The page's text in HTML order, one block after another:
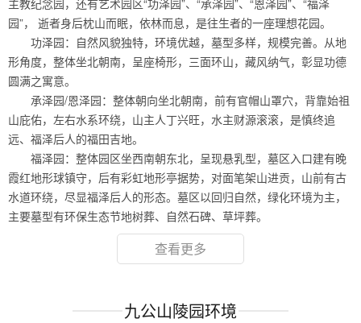
园”， 逝者身后枕山而眠，依林而息，是往生者的一座理想花园。
功泽园：自然风貌独特，环境优越，墓型多样，规模完善。从地
形角度，整体坐北朝南，呈座椅形，三面环山，藏风纳气，彰显功德
圆满之寓意。
承泽园/恩泽园：整体朝向坐北朝南，前有官帽山罩穴，背靠始祖
山庇佑，左右水系环绕，山主人丁兴旺，水主财源滚滚，是慎终追
远、福泽后人的福田吉地。
福泽园：整体园区坐西南朝东北，呈现悬乳型，墓区入口建有晚
霞红地形球镇守，后有彩虹地形亭据势，对面笔架山进贡，山前有古
水道环绕，尽显福泽后人的形态。墓区以回归自然，绿化环境为主，
主要墓型有环保生态节地树葬、自然石碑、草坪葬。
查看更多
九公山陵园环境